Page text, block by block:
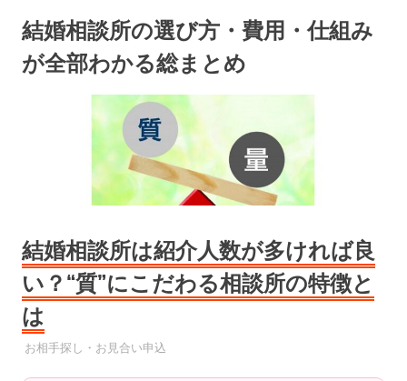
結婚相談所の選び方・費用・仕組み
が全部わかる総まとめ
結婚相談所は紹介人数が多ければ良
い？“質”にこだわる相談所の特徴と
は
2025年9月19日
YYYPRO
お相手探し・お見合い申込